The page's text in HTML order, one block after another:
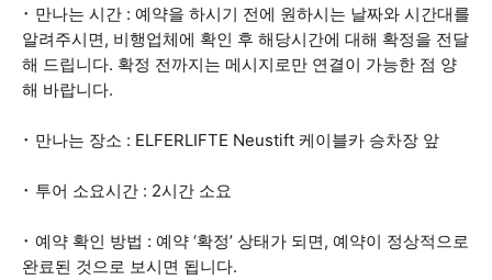
･ 만나는 시간 : 예약을 하시기 전에 원하시는 날짜와 시간대를
알려주시면, 비행업체에 확인 후 해당시간에 대해 확정을 전달
해 드립니다. 확정 전까지는 메시지로만 연결이 가능한 점 양
해 바랍니다.
･ 만나는 장소 : ELFERLIFTE Neustift 케이블카 승차장 앞
･ 투어 소요시간 : 2시간 소요
･ 예약 확인 방법 : 예약 ‘확정’ 상태가 되면, 예약이 정상적으로
완료된 것으로 보시면 됩니다.